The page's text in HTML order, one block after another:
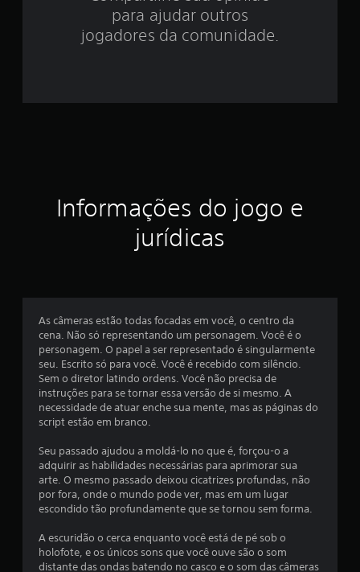
e
s
e
m
o
t
para ajudar outros
jogadores da comunidade.
Informações do jogo e
jurídicas
As câmeras estão todas focadas em você, o centro da
cena. Não só representando um personagem. Você é o
personagem. O papel a ser representado é singularmente
seu. Escrito só para você. Você é recebido com silêncio.
Sem o diretor latindo ordens. Você não precisa de
instruções para se tornar essa versão de si mesmo. A
necessidade de atuar enche sua mente, mas as páginas do
script estão em branco.
Seu passado ajudou a moldá-lo no que é, forçou-o a
adquirir as habilidades necessárias para aprimorar sua
arte. O mesmo passado deixou cicatrizes profundas, não
por fora, onde o mundo pode ver, mas em um lugar
escondido tão profundamente que se tornou sem forma.
A escuridão o cerca enquanto você está de pé sob o
holofote, e os únicos sons que você ouve são o som
distante das ondas batendo no casco e o som das câmeras